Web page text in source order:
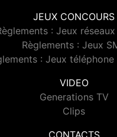
JEUX CONCOURS
: Jeux
Règlements : Jeux
: Jeux
VIDEO
Generations TV
Clips